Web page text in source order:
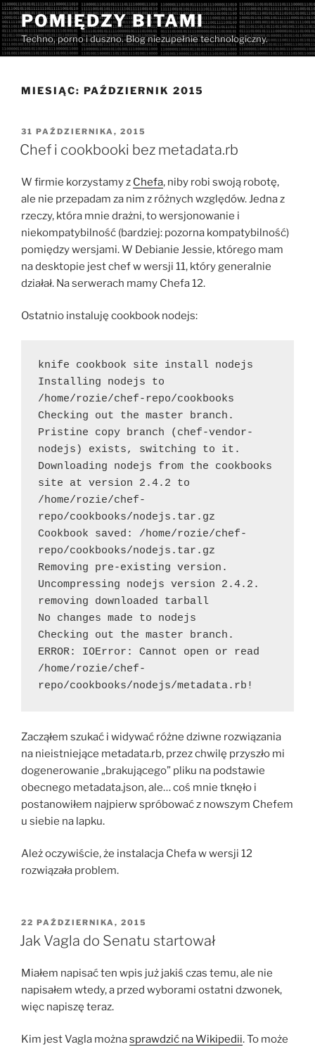
Przejdź
do
treści
POMIĘDZY BITAMI
Techno, porno i duszno. Blog niezupełnie technologiczny.
MIESIĄC: PAŹDZIERNIK 2015
OPUBLIKOWANE
W
31 PAŹDZIERNIKA, 2015
Chef i cookbooki bez metadata.rb
W firmie korzystamy z Chefa, niby robi swoją robotę,
ale nie przepadam za nim z różnych względów. Jedna z
rzeczy, która mnie drażni, to wersjonowanie i
niekompatybilność (bardziej: pozorna kompatybilność)
pomiędzy wersjami. W Debianie Jessie, którego mam
na desktopie jest chef w wersji 11, który generalnie
działał. Na serwerach mamy Chefa 12.
Ostatnio instaluję cookbook nodejs:
knife cookbook site install nodejs
Installing nodejs to
/home/rozie/chef-repo/cookbooks
Checking out the master branch.
Pristine copy branch (chef-vendor-
nodejs) exists, switching to it.
Downloading nodejs from the cookbooks
site at version 2.4.2 to
/home/rozie/chef-
repo/cookbooks/nodejs.tar.gz
Cookbook saved: /home/rozie/chef-
repo/cookbooks/nodejs.tar.gz
Removing pre-existing version.
Uncompressing nodejs version 2.4.2.
removing downloaded tarball
No changes made to nodejs
Checking out the master branch.
ERROR: IOError: Cannot open or read
/home/rozie/chef-
repo/cookbooks/nodejs/metadata.rb!
Zacząłem szukać i widywać różne dziwne rozwiązania
na nieistniejące metadata.rb, przez chwilę przyszło mi
dogenerowanie „brakującego” pliku na podstawie
obecnego metadata.json, ale… coś mnie tknęło i
postanowiłem najpierw spróbować z nowszym Chefem
u siebie na lapku.
Ależ oczywiście, że instalacja Chefa w wersji 12
rozwiązała problem.
OPUBLIKOWANE
W
22 PAŹDZIERNIKA, 2015
Jak Vagla do Senatu startował
Miałem napisać ten wpis już jakiś czas temu, ale nie
napisałem wtedy, a przed wyborami ostatni dzwonek,
więc napiszę teraz.
Kim jest Vagla możnasprawdzić na Wikipedii. To może